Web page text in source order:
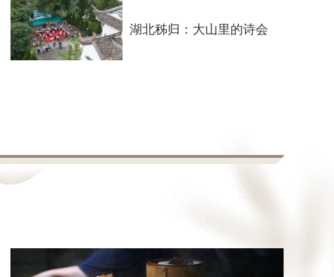
湖北秭归：大山里的诗会